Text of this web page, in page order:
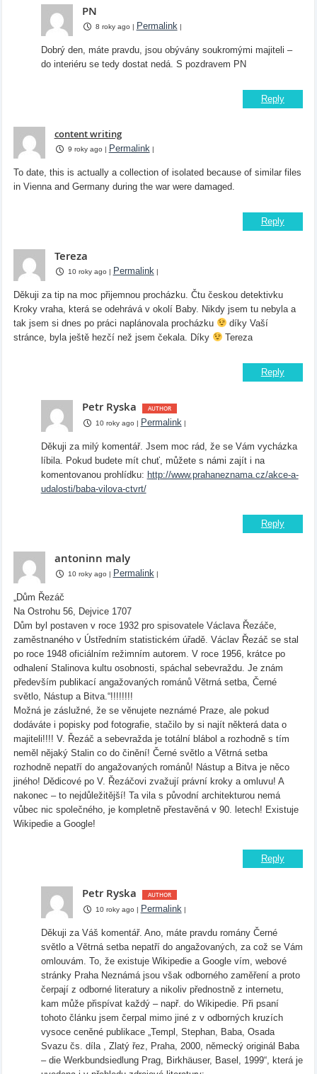
PN
8 roky ago | Permalink |
Dobrý den, máte pravdu, jsou obývány soukromými majiteli –
do interiéru se tedy dostat nedá. S pozdravem PN
Reply
content writing
9 roky ago | Permalink |
To date, this is actually a collection of isolated because of similar files
in Vienna and Germany during the war were damaged.
Reply
Tereza
10 roky ago | Permalink |
Děkuji za tip na moc přijemnou procházku. Čtu českou detektivku
Kroky vraha, která se odehrává v okolí Baby. Nikdy jsem tu nebyla a
tak jsem si dnes po práci naplánovala procházku
díky Vaší
stránce, byla ještě hezčí než jsem čekala. Díky
Tereza
Reply
Petr Ryska
10 roky ago | Permalink |
Děkuji za milý komentář. Jsem moc rád, že se Vám vycházka
líbila. Pokud budete mít chuť, můžete s námi zajít i na
komentovanou prohlídku: http://www.prahaneznama.cz/akce-a-
udalosti/baba-vilova-ctvrt/
Reply
antoninn maly
10 roky ago | Permalink |
„Dům Řezáč
Na Ostrohu 56, Dejvice 1707
Dům byl postaven v roce 1932 pro spisovatele Václava Řezáče,
zaměstnaného v Ústředním statistickém úřadě. Václav Řezáč se stal
po roce 1948 oficiálním režimním autorem. V roce 1956, krátce po
odhalení Stalinova kultu osobnosti, spáchal sebevraždu. Je znám
především publikací angažovaných románů Větrná setba, Černé
světlo, Nástup a Bitva.“!!!!!!!!
Možná je záslužné, že se věnujete neznámé Praze, ale pokud
dodáváte i popisky pod fotografie, stačilo by si najít některá data o
majiteli!!!! V. Řezáč a sebevražda je totální blábol a rozhodně s tím
neměl nějaký Stalin co do činění! Černé světlo a Větrná setba
rozhodně nepatří do angažovaných románů! Nástup a Bitva je něco
jiného! Dědicové po V. Řezáčovi zvažují právní kroky a omluvu! A
nakonec – to nejdůležitější! Ta vila s původní architekturou nemá
vůbec nic společného, je kompletně přestavěná v 90. letech! Existuje
Wikipedie a Google!
Reply
Petr Ryska
10 roky ago | Permalink |
Děkuji za Váš komentář. Ano, máte pravdu romány Černé
světlo a Větrná setba nepatří do angažovaných, za což se Vám
omlouvám. To, že existuje Wikipedie a Google vím, webové
stránky Praha Neznámá jsou však odborného zaměření a proto
čerpají z odborné literatury a nikoliv přednostně z internetu,
kam může přispívat každý – např. do Wikipedie. Při psaní
tohoto článku jsem čerpal mimo jiné z v odborných kruzích
vysoce ceněné publikace „Templ, Stephan, Baba, Osada
Svazu čs. díla , Zlatý řez, Praha, 2000, německý originál Baba
– die Werkbundsiedlung Prag, Birkhäuser, Basel, 1999“, která je